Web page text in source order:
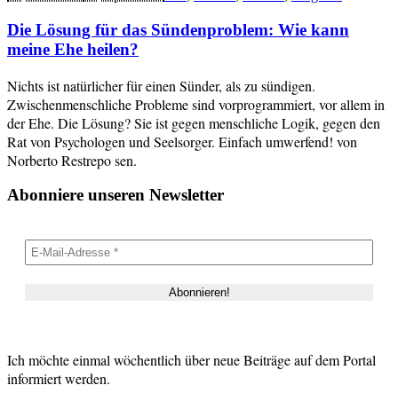
Die Lösung für das Sündenproblem: Wie kann
meine Ehe heilen?
Nichts ist natürlicher für einen Sünder, als zu sündigen.
Zwischenmenschliche Probleme sind vorprogrammiert, vor allem in
der Ehe. Die Lösung? Sie ist gegen menschliche Logik, gegen den
Rat von Psychologen und Seelsorger. Einfach umwerfend! von
Norberto Restrepo sen.
Abonniere unseren Newsletter
Ich möchte einmal wöchentlich über neue Beiträge auf dem Portal
informiert werden.